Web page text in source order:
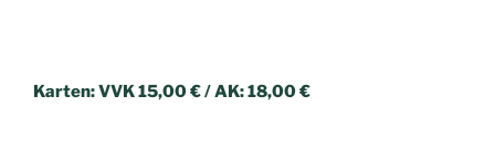
Karten: VVK 15,00 € / AK: 18,00 €